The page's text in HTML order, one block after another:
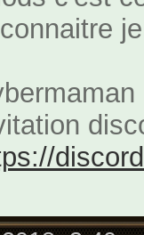
connaitre